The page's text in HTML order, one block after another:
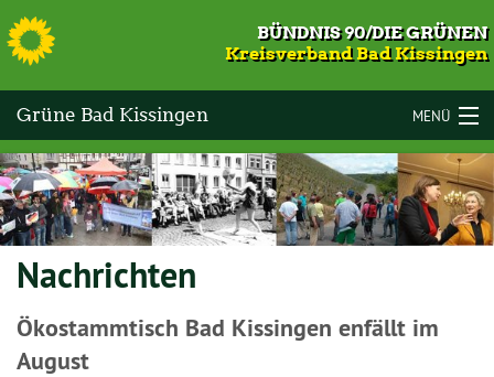
S
BÜNDNIS 90/DIE GRÜNEN
Kreisverband Bad Kissingen
Grüne Bad Kissingen MENÜ
LANDKREIS BAD KISSINGEN
VOR ORT
KOMMUNALWAHLEN 2026
TERMINE
MITMACHEN
Nachrichten
Ökostammtisch Bad Kissingen enfällt im
August